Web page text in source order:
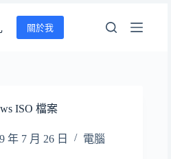
關於我
ISO 檔案
年 7 月 26 日 電腦